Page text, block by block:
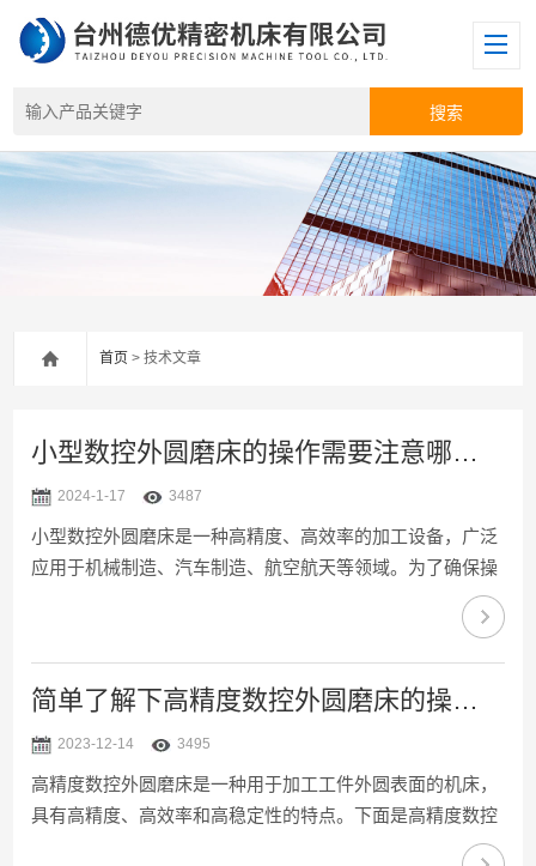
首页 > 技术文章
小型数控外圆磨床的操作需要注意哪些事项？
2024-1-17 3487
小型数控外圆磨床是一种高精度、高效率的加工设备，广泛
应用于机械制造、汽车制造、航空航天等领域。为了确保操
作安全和加工质量，操作人员在操作小型数控外圆磨床时需
要注意以下事项：1、熟悉设备结构和性能：操作人员应熟
悉其结构、性能、操作方法和注意事项，以便正确、安全地
使用设备。2、穿戴防护用品：操作人员在操作时，应穿戴
轮碎片等对人身造成伤害。3、检查设备：在操作前，应对
其进行全面检查，包括砂轮、刀具、夹具、液压系统、电气
系统等，确保...
简单了解下高精度数控外圆磨床的操作流程
2023-12-14 3495
高精度数控外圆磨床是一种用于加工工件外圆表面的机床，
具有高精度、高效率和高稳定性的特点。下面是高精度数控
外圆磨床的操作流程：1、准备工作：首先，需要检查机床